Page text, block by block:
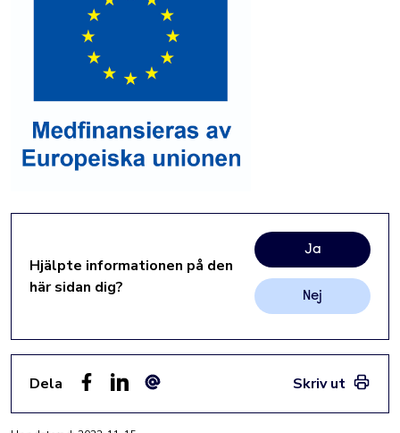
Hjälpte informationen på den
här sidan dig?
Ja
Nej
Dela
Skriv ut